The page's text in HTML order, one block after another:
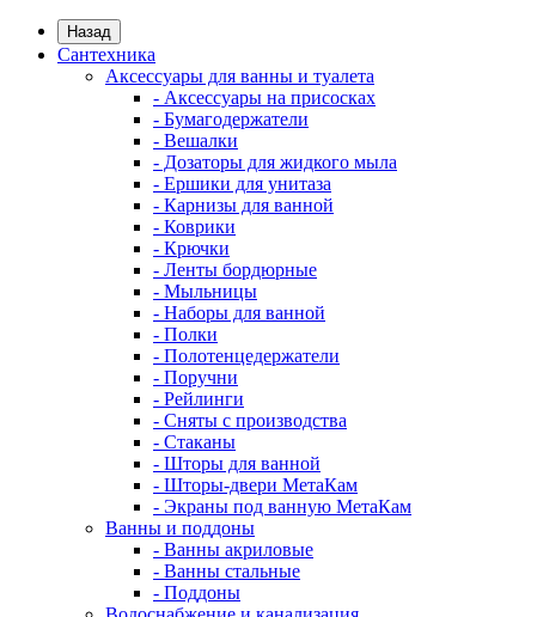
Назад
Сантехника
Аксессуары для ванны и туалета
- Аксессуары на присосках
- Бумагодержатели
- Вешалки
- Дозаторы для жидкого мыла
- Ершики для унитаза
- Карнизы для ванной
- Коврики
- Крючки
- Ленты бордюрные
- Мыльницы
- Наборы для ванной
- Полки
- Полотенцедержатели
- Поручни
- Рейлинги
- Сняты с производства
- Стаканы
- Шторы для ванной
- Шторы-двери МетаКам
- Экраны под ванную МетаКам
Ванны и поддоны
- Ванны акриловые
- Ванны стальные
- Поддоны